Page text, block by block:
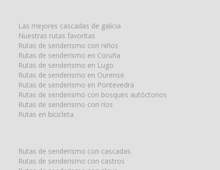
Las mejores cascadas de galicia
Nuestras rutas favoritas
Rutas de senderismo con niños
Rutas de senderismo en Coruña
Rutas de senderismo en Lugo
Rutas de senderismo en Ourense
Rutas de senderismo en Pontevedra
Rutas de senderismo con bosques autóctonos
Rutas de senderismo con ríos
Rutas en bicicleta
Rutas de senderismo con cascadas
Rutas de senderismo con castros